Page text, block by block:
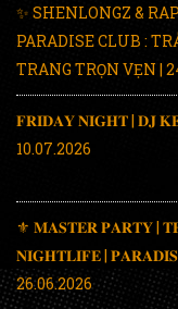
✨ SHENLONGZ &
PARADISE CLUB :
TRANG TRỌN VẸN |
𝐅𝐑𝐈𝐃𝐀𝐘 𝐍𝐈𝐆𝐇𝐓 | 𝐃𝐉
10.07.2026
⚜️ 𝐌𝐀𝐒𝐓𝐄𝐑 𝐏𝐀𝐑𝐓𝐘 |
𝐍𝐈𝐆𝐇𝐓𝐋𝐈𝐅𝐄 |
26.06.2026